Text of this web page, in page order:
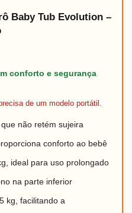
Baby Tub Evolution –
conforto e segurança
de um modelo portátil.
não retém sujeira
conforto ao bebê
ideal para uso prolongado
na parte inferior
kg, facilitando a